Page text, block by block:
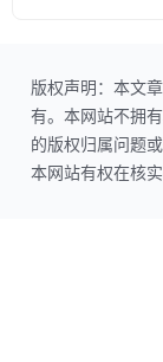
版权声明：本文
有。本网站不拥
的版权归属问题
本网站有权在核